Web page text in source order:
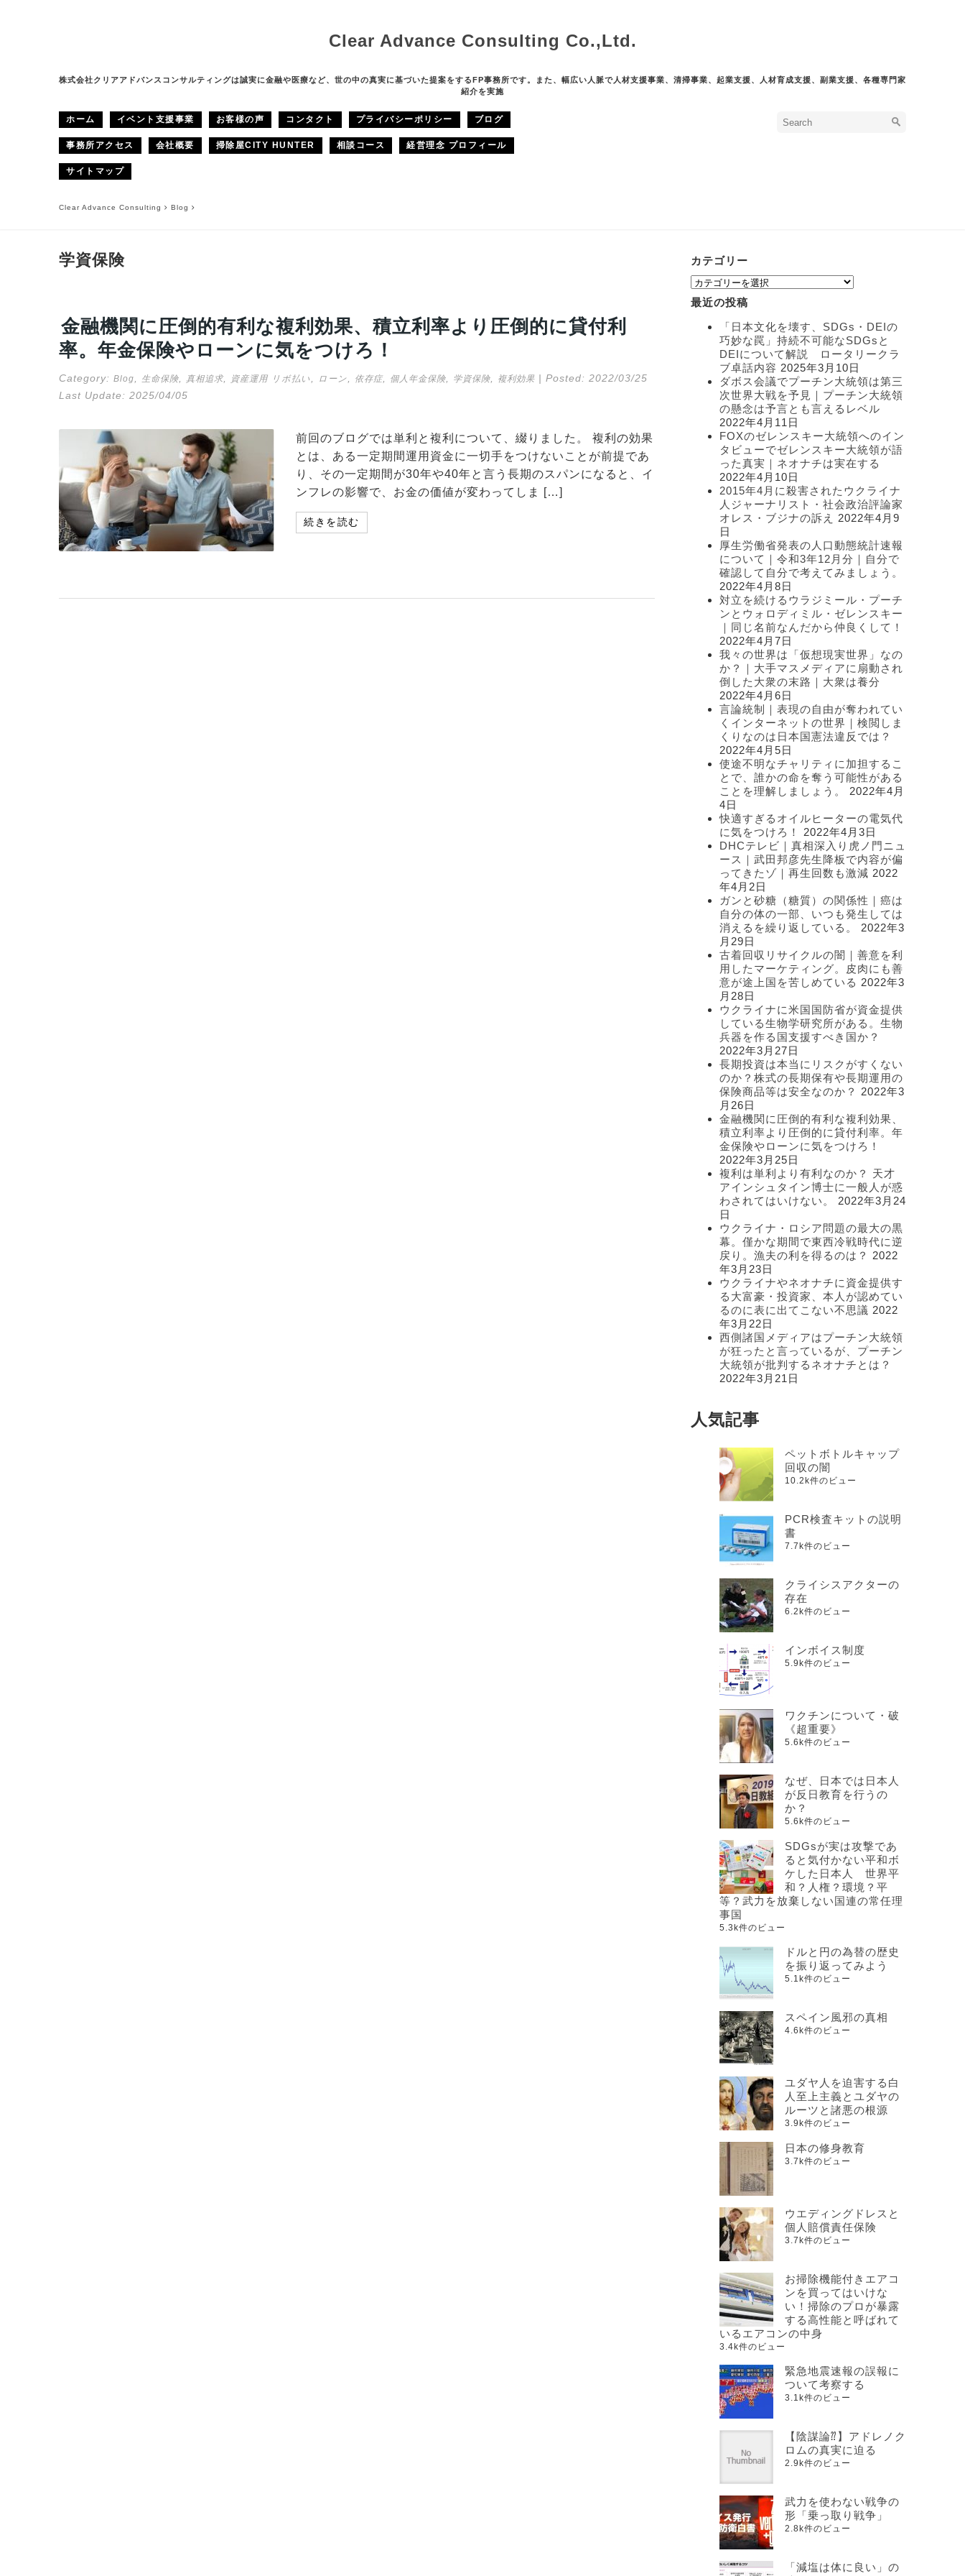
Clear Advance Consulting Co.,Ltd.
株式会社クリアアドバンスコンサルティングは誠実に金融や医療など、世の中の真実に基づいた提案をするFP事務所です。また、幅広い人脈で人材支援事業、清掃事業、起業支援、人材育成支援、副業支援、各種専門家
紹介を実施
ホーム イベント支援事業 お客様の声 コンタクト プライバシーポリシー ブログ
事務所アクセス 会社概要 掃除屋CITY HUNTER 相談コース 経営理念 プロフィール
サイトマップ
Clear Advance Consulting Blog
学資保険
金融機関に圧倒的有利な複利効果、積立利率より圧倒的に貸付利
率。年金保険やローンに気をつけろ！
Category: Blog 生命保険 真相追求, 資産運用 リボ払い ローン 依存症, 個人年金保険 学資保険 複利効果 | Posted: 2022/03/25
Last Update: 2025/04/05
前回のブログでは単利と複利について、綴りました。 複利の効果
とは、ある一定期間運用資金に一切手をつけないことが前提であ
り、その一定期間が30年や40年と言う長期のスパンになると、イ
ンフレの影響で、お金の価値が変わってしま […]
続きを読む
カテゴリー
カ
テ
ゴ
最近の投稿
「日本文化を壊す、SDGs・DEIの
巧妙な罠」持続不可能なSDGsと
DEIについて解説 ロータリークラ
ブ卓話内容 2025年3月10日
ダボス会議でプーチン大統領は第三
次世界大戦を予見｜プーチン大統領
の懸念は予言とも言えるレベル
2022年4月11日
FOXのゼレンスキー大統領へのイン
タビューでゼレンスキー大統領が語
った真実｜ネオナチは実在する
2022年4月10日
2015年4月に殺害されたウクライナ
人ジャーナリスト・社会政治評論家
オレス・ブジナの訴え
2022年4月9
日
厚生労働省発表の人口動態統計速報
について｜令和3年12月分｜自分で
確認して自分で考えてみましょう。
2022年4月8日
対立を続けるウラジミール・プーチ
ンとウォロディミル・ゼレンスキー
｜同じ名前なんだから仲良くして！
2022年4月7日
我々の世界は「仮想現実世界」なの
か？｜大手マスメディアに扇動され
倒した大衆の末路｜大衆は養分
2022年4月6日
言論統制｜表現の自由が奪われてい
くインターネットの世界｜検閲しま
くりなのは日本国憲法違反では？
2022年4月5日
使途不明なチャリティに加担するこ
とで、誰かの命を奪う可能性がある
ことを理解しましょう。
2022年4月
4日
快適すぎるオイルヒーターの電気代
に気をつけろ！
2022年4月3日
DHCテレビ｜真相深入り虎ノ門ニュ
ース｜武田邦彦先生降板で内容が偏
ってきたゾ｜再生回数も激減 2022
年4月2日
ガンと砂糖（糖質）の関係性｜癌は
自分の体の一部、いつも発生しては
消えるを繰り返している。
2022年3
月29日
古着回収リサイクルの闇｜善意を利
用したマーケティング。皮肉にも善
意が途上国を苦しめている 2022年3
月28日
ウクライナに米国国防省が資金提供
している生物学研究所がある。生物
兵器を作る国支援すべき国か？
2022年3月27日
長期投資は本当にリスクがすくない
のか？株式の長期保有や長期運用の
保険商品等は安全なのか？
2022年3
月26日
金融機関に圧倒的有利な複利効果、
積立利率より圧倒的に貸付利率。年
金保険やローンに気をつけろ！
2022年3月25日
複利は単利より有利なのか？ 天才
アインシュタイン博士に一般人が惑
わされてはいけない。
2022年3月24
日
ウクライナ・ロシア問題の最大の黒
幕。僅かな期間で東西冷戦時代に逆
戻り。漁夫の利を得るのは？
2022
年3月23日
ウクライナやネオナチに資金提供す
る大富豪・投資家、本人が認めてい
るのに表に出てこない不思議 2022
年3月22日
西側諸国メディアはプーチン大統領
が狂ったと言っているが、プーチン
大統領が批判するネオナチとは？
2022年3月21日
人気記事
ペットボトルキャップ
回収の闇
10.2k件のビュー
PCR検査キットの説明
書
7.7k件のビュー
クライシスアクターの
存在
6.2k件のビュー
インボイス制度
5.9k件のビュー
ワクチンについて・破
《超重要》
5.6k件のビュー
なぜ、日本では日本人
が反日教育を行うの
か？
5.6k件のビュー
SDGsが実は攻撃であ
ると気付かない平和ボ
ケした日本人 世界平
和？人権？環境？平
等？武力を放棄しない国連の常任理
事国
5.3k件のビュー
ドルと円の為替の歴史
を振り返ってみよう
5.1k件のビュー
スペイン風邪の真相
4.6k件のビュー
ユダヤ人を迫害する白
人至上主義とユダヤの
ルーツと諸悪の根源
3.9k件のビュー
日本の修身教育
3.7k件のビュー
ウエディングドレスと
個人賠償責任保険
3.7k件のビュー
お掃除機能付きエアコ
ンを買ってはいけな
い！掃除のプロが暴露
する高性能と呼ばれて
いるエアコンの中身
3.4k件のビュー
緊急地震速報の誤報に
ついて考察する
3.1k件のビュー
【陰謀論⁇】アドレノク
ロムの真実に迫る
2.9k件のビュー
武力を使わない戦争の
形「乗っ取り戦争」
2.8k件のビュー
「減塩は体に良い」の